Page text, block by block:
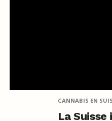
CANNABIS EN
La